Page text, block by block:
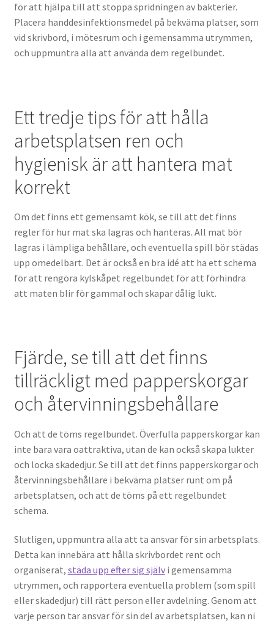
för att hjälpa till att stoppa spridningen av bakterier.
Placera handdesinfektionsmedel på bekväma platser, som
vid skrivbord, i mötesrum och i gemensamma utrymmen,
och uppmuntra alla att använda dem regelbundet.
Ett tredje tips för att hålla
arbetsplatsen ren och
hygienisk är att hantera mat
korrekt
Om det finns ett gemensamt kök, se till att det finns
regler för hur mat ska lagras och hanteras. All mat bör
lagras i lämpliga behållare, och eventuella spill bör städas
upp omedelbart. Det är också en bra idé att ha ett schema
för att rengöra kylskåpet regelbundet för att förhindra
att maten blir för gammal och skapar dålig lukt.
Fjärde, se till att det finns
tillräckligt med papperskorgar
och återvinningsbehållare
Och att de töms regelbundet. Överfulla papperskorgar kan
inte bara vara oattraktiva, utan de kan också skapa lukter
och locka skadedjur. Se till att det finns papperskorgar och
återvinningsbehållare i bekväma platser runt om på
arbetsplatsen, och att de töms på ett regelbundet
schema.
Slutligen, uppmuntra alla att ta ansvar för sin arbetsplats.
Detta kan innebära att hålla skrivbordet rent och
organiserat, städa upp efter sig självi gemensamma
utrymmen, och rapportera eventuella problem (som spill
eller skadedjur) till rätt person eller avdelning. Genom att
varje person tar ansvar för sin del av arbetsplatsen, kan ni